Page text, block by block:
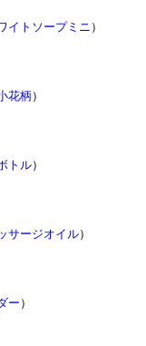
イトソープミニ ）
花柄）
トル）
サージオイル）
ー ）